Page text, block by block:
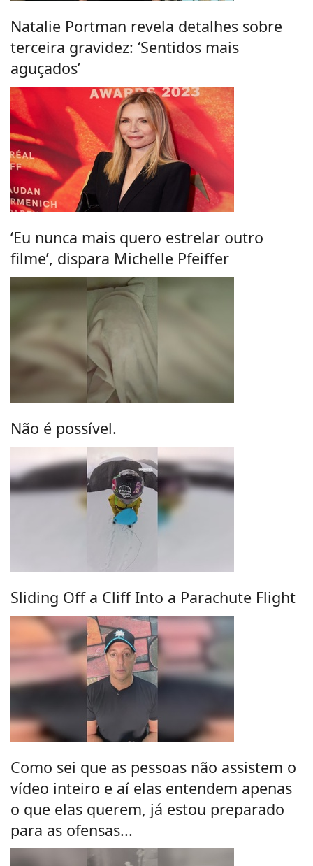
Natalie Portman revela detalhes sobre
terceira gravidez: ‘Sentidos mais
aguçados’
‘Eu nunca mais quero estrelar outro
filme’, dispara Michelle Pfeiffer
Não é possível.
Sliding Off a Cliff Into a Parachute Flight
Como sei que as pessoas não assistem o
vídeo inteiro e aí elas entendem apenas
o que elas querem, já estou preparado
para as ofensas...